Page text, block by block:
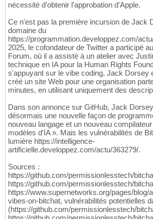
nécessité d'obtenir l'approbation d'Apple.
Ce n'est pas la première incursion de Jack
domaine du
https://programmation.developpez.com/
2025, le cofondateur de Twitter a participé
Forum, où il a assisté à un atelier avec
technique en IA pour la Human Rights
s'appuyant sur le vibe coding, Jack Dorsey
créé un site Web pour une organisation
minutes, en utilisant uniquement des
Dans son annonce sur GitHub, Jack
désormais une nouvelle façon de
nouveau langage et un nouveau
modèles d'IA ». Mais les vulnérabilités de
lumière https://intelligence-
artificielle.developpez.com/actu/363279/.
Sources :
https://github.com/permissionlesstech/
https://github.com/permissionlesstech/
https://www.supernetworks.org/pages/blog/
vibes-on-bitchat, vulnérabilités potentielles
(https://github.com/permissionlesstech/